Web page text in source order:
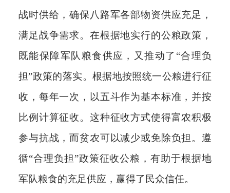
战时供给，确保八路军各部物资供应充足，
满足战争需求。在根据地实行的公粮政策，
既能保障军队粮食供应，又推动了“合理负
担”政策的落实。根据地按照统一公粮进行征
收，每年一次，以五斗作为基本标准，并按
比例计算征收。这种征收方式使得富农积极
参与抗战，而贫农可以减少或免除负担。遵
循“合理负担”政策征收公粮，有助于根据地
军队粮食的充足供应，赢得了民众信任。